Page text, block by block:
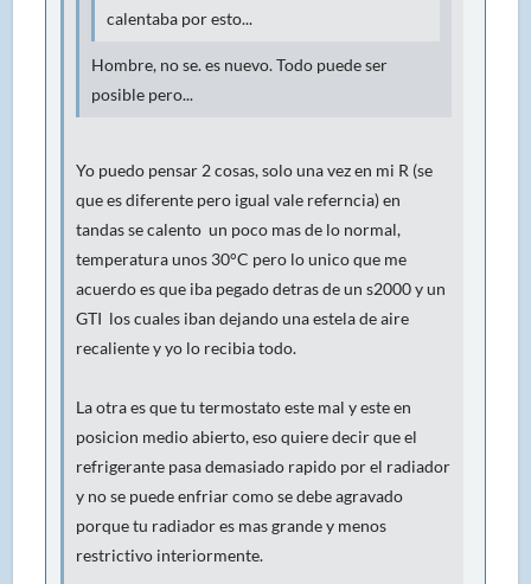
calentaba por esto...
Hombre, no se. es nuevo. Todo puede ser
posible pero...
Yo puedo pensar 2 cosas, solo una vez en mi R (se
que es diferente pero igual vale referncia) en
tandas se calento un poco mas de lo normal,
temperatura unos 30°C pero lo unico que me
acuerdo es que iba pegado detras de un s2000 y un
GTI los cuales iban dejando una estela de aire
recaliente y yo lo recibia todo.
La otra es que tu termostato este mal y este en
posicion medio abierto, eso quiere decir que el
refrigerante pasa demasiado rapido por el radiador
y no se puede enfriar como se debe agravado
porque tu radiador es mas grande y menos
restrictivo interiormente.